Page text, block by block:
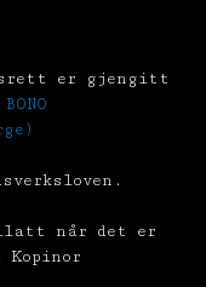
er gjengitt
BONO
når det er